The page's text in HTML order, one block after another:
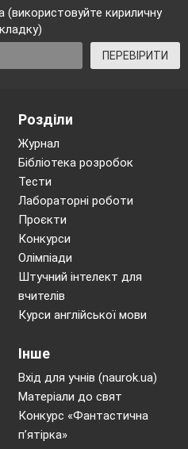
кириличну
ПЕРЕВІРИТИ
Розділи
Журнал
Бібліотека розробок
Тести
Лабораторні роботи
Проєкти
Конкурси
Олімпіади
Штучний інтелект для
вчителів
Курси англійської мови
Інше
Вхід для учнів (naurok.ua)
Матеріали до свят
Конкурс «Фантастична
п’ятірка»